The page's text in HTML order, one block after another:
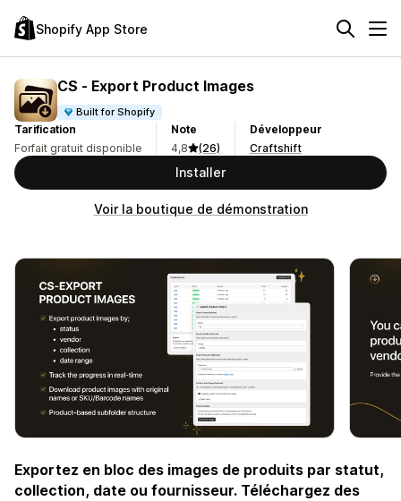
Shopify App Store
CS ‑ Export Product Images
Built for Shopify
Tarification
Forfait gratuit disponible
Note
4,8
(26)
Développeur
Craftshift
Installer
Voir la boutique de démonstration
Exportez en bloc des images de produits par statut,
collection, date ou fournisseur. Téléchargez des